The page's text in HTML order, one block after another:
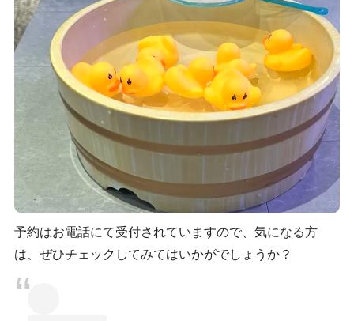
予約はお電話にて受付されていますので、気になる方
は、ぜひチェックしてみてはいかがでしょうか？